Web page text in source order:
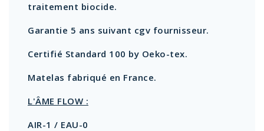
traitement biocide.
Garantie 5 ans suivant cgv fournisseur.
Certifié Standard 100 by Oeko-tex.
Matelas fabriqué en France.
L'ÂME FLOW :
AIR-1 / EAU-0